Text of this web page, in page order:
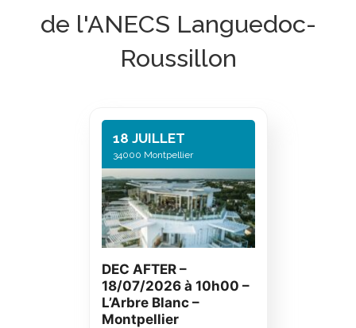
de l'ANECS Languedoc-
Roussillon
18 JUILLET
34000 Montpellier
DEC AFTER –
18/07/2026 à 10h00 –
L’Arbre Blanc –
Montpellier